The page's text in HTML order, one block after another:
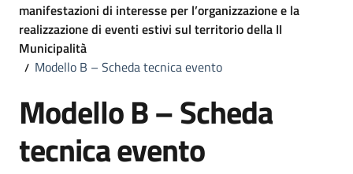
manifestazioni di interesse per l’organizzazione e la
realizzazione di eventi estivi sul territorio della II
Municipalità
Modello B – Scheda tecnica evento
Modello B – Scheda
tecnica evento